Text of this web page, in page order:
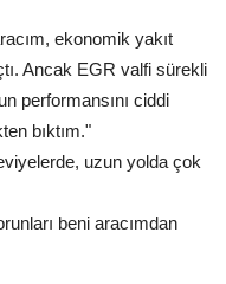
ekonomik yakıt
Ancak EGR valfi sürekli
performansını ciddi
bıktım."
uzun yolda çok
beni aracımdan